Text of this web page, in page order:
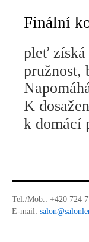
Finální
pleť získá
pružnost,
K
k domácí
Tel./Mob.: +420 724
E-mail: